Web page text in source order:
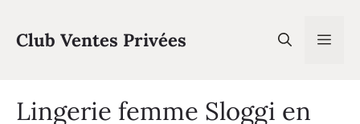
contenu
Club Ventes Privées
Lingerie femme Sloggi en